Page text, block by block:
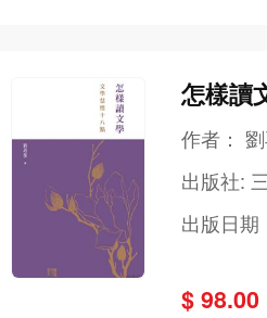
怎樣讀
點
作者：
出版社:
出版日
$ 98.00